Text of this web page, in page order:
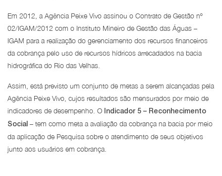
Em 2012, a Agência Peixe Vivo assinou o Contrato de Gestão nº
02/IGAM/2012 com o Instituto Mineiro de Gestão das Águas –
IGAM para a realização do gerenciamento dos recursos financeiros
da cobrança pelo uso de recursos hídricos arrecadados na bacia
hidrográfica do Rio das Velhas.
Assim, está previsto um conjunto de metas a serem alcançadas pela
Agência Peixe Vivo, cujos resultados são mensurados por meio de
indicadores de desempenho. O Indicador 5 – Reconhecimento
Social – tem como meta a avaliação da cobrança na bacia por meio
da aplicação de Pesquisa sobre o atendimento de seus objetivos
junto aos usuários em cobrança.